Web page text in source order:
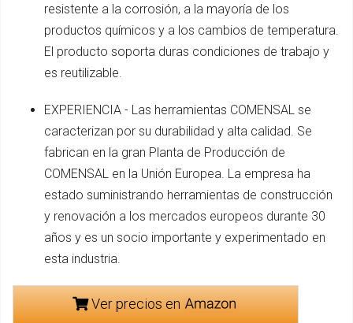
resistente a la corrosión, a la mayoría de los
productos químicos y a los cambios de temperatura.
El producto soporta duras condiciones de trabajo y
es reutilizable.
EXPERIENCIA - Las herramientas COMENSAL se
caracterizan por su durabilidad y alta calidad. Se
fabrican en la gran Planta de Producción de
COMENSAL en la Unión Europea. La empresa ha
estado suministrando herramientas de construcción
y renovación a los mercados europeos durante 30
años y es un socio importante y experimentado en
esta industria.
Ver precios en